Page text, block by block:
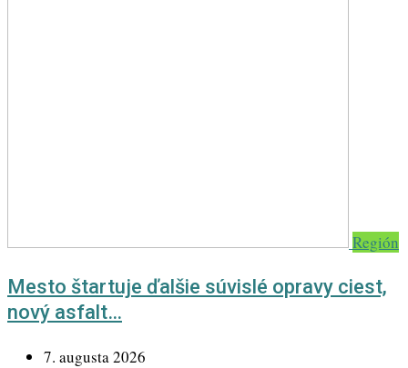
Región
Mesto štartuje ďalšie súvislé opravy ciest,
nový asfalt…
7. augusta 2026